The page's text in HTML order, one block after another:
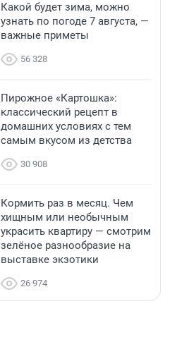
Какой будет зима, можно
узнать по погоде 7 августа, —
важные приметы
56 328
Пирожное «Картошка»:
классический рецепт в
домашних условиях с тем
самым вкусом из детства
30 908
Кормить раз в месяц. Чем
хищным или необычным
украсить квартиру — смотрим
зелёное разнообразие на
выставке экзотики
26 974